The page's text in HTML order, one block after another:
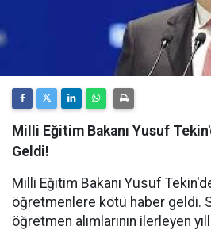
Milli Eğitim Bakanı Yusuf
Geldi!
Milli Eğitim Bakanı Yusuf
öğretmenlere kötü haber geldi.
öğretmen alımlarının ilerleyen